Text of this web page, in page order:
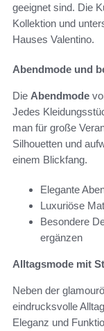
geeignet sind. Die
Kollektion und
Hauses Valentino.
Abendmode und
Die Abendmode
Jedes
man für große
Silhouetten und
einem Blickfang.
Elegante
Luxuriöse
Besondere
ergänzen
Alltagsmode mit
Neben der
eindrucksvolle
Eleganz und